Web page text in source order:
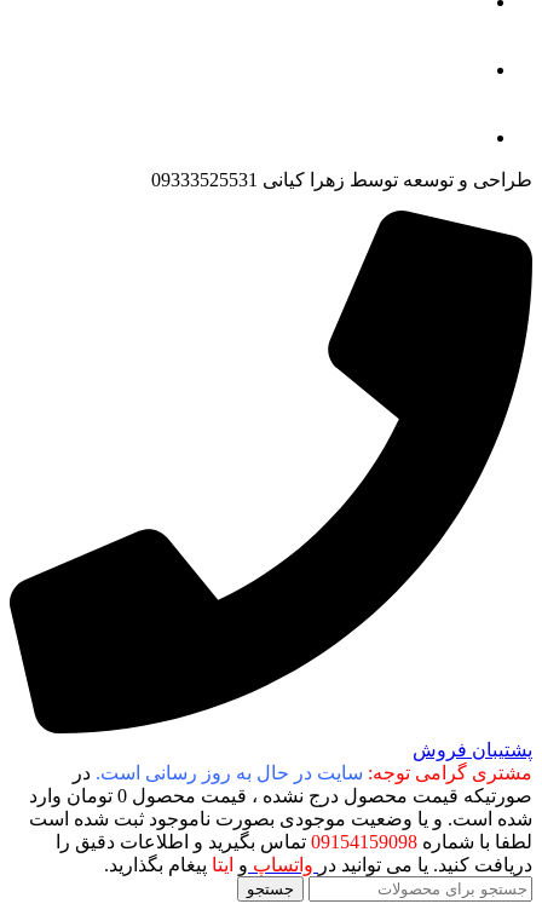
طراحی و توسعه توسط زهرا کیانی 09333525531
پشتیبان فروش
مشتری گرامی توجه: سایت در حال به روز رسانی است. در
صورتیکه قیمت محصول درج نشده ، قیمت محصول 0 تومان وارد
شده است. و یا وضعیت موجودی بصورت ناموجود ثبت شده است
لطفا با شماره 09154159098 تماس بگیرید و اطلاعات دقیق را
دریافت کنید. یا می توانید در واتساپ و ایتا پیغام بگذارید.
جستجو